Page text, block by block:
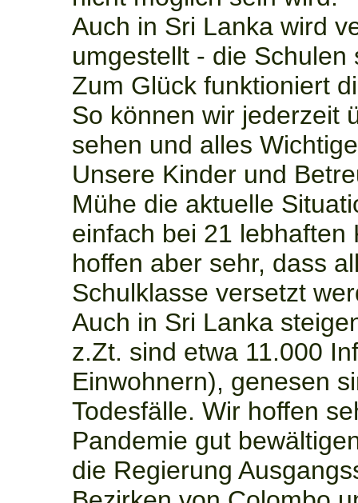
Auch in Sri Lanka wird
umgestellt - die
Zum Glück funktioniert
So können wir jederzeit
sehen und alles
Unsere Kinder und
Mühe die aktuelle
einfach bei 21 lebhaften
hoffen aber sehr, dass
Schulklasse versetzt
Auch in Sri Lanka
z.Zt. sind etwa 11.000
Einwohnern), genesen
Todesfälle. Wir hoffen
Pandemie gut
die Regierung